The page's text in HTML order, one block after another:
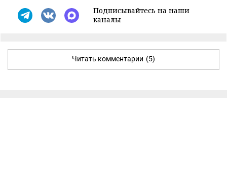
Подписывайтесь на наши
каналы
Читать комментарии (5)